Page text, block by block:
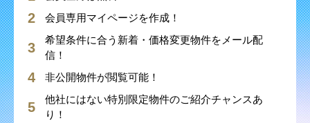
会員専用マイページを作成！
希望条件に合う新着・価格変更物件をメール配
信！
非公開物件が閲覧可能！
他社にはない特別限定物件のご紹介チャンスあ
り！